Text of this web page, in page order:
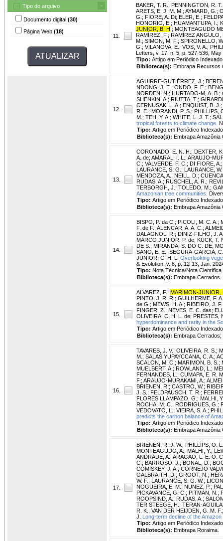
Tipo do arquivo
Documento digital (30)
Página Web (18)
11.
BAKER, T. R. ; PENNINGTON, R. T.
ARETS, E. J. M. M. ; AYMARD, G. ;
G. ; FIORE, A. Di; ELER, E. ;
HONORIO, E. ; HUAMANTUPA, I. ;
JUNIOR, B. H ; MONTEAGUDO
RAMÍREZ, F. ; RAMÍREZ ANGULO,
M. ; SIMON, M. F. ; SPIRONELLO,
G. ; VILANOVA, E. ; VOS, V. A. ;
Letters, v. 17, n. 5, p. 527-536, May
Tipo: Artigo em Periódico Indexado
Biblioteca(s): Embrapa Recursos
12.
AGUIRRE‐GUTIÉRREZ, J. ;
NDONG, J. E. ; ONDO, F. E. ;
NORDEN, N. ; HURTADO-M, A. B. ;
SHENKIN, A. ; RIUTTA, T. ;
CERNUSAK, L. A. ; ENQUIST, B. J. ;
R. E. ; MORANDI, P. S. ; PHILLIPS,
M. ; TEH, Y. A. ; WHITE, L. J. T. ;
tropical forests to climate change.
Tipo: Artigo em Periódico Indexado
Biblioteca(s): Embrapa Amazônia
13.
CORONADO, E. N. H. ; DEXTER,
A. de; AMARAL, I. L. ; ARAUJO-
C. ; VALVERDE, F. C. ; DI FIORE, A.
LAURANCE, S. G. ; LAURANCE,
MENDOZA, A. ; NEILL, D. ;
RUDAS, A. ; RUSCHEL, A. R. ;
TERBORGH, J. ; TOLEDO, M. ;
Amazonian tree communities.
Tipo: Artigo em Periódico Indexado
Biblioteca(s): Embrapa Amazônia
14.
BISPO, P. da C. ; PICOLI, M. C. A. ;
F. de F. ; ALENCAR, A. A. C. ;
DALAGNOL, R. ; DINIZ-FILHO, J.
MARCO JUNIOR, P. de; KUCK, T.
DE S. ; MIRANDA, S. DO C. DE;
SANO, E. E. ; SEGURA-GARCIA, C.
JUNIOR, C. H. L.
Overlooking
& Evolution, v. 8, p. 12-13, Jan.
Tipo: Nota Técnica/Nota Científica
Biblioteca(s): Embrapa Cerrados.
15.
ALVAREZ, F. ; MARIMON-JUNIOR,
PINTO, J. R. R. ; GUILHERME, F.
de G. ; MEWS, H. A. ; RIBEIRO, J. F.
FINGER, Z. ; NEVES, E. C. das;
OLIVEIRA, C. H. L. de; PRESTES,
hyperdominance and rarity in the
Tipo: Artigo em Periódico Indexado
Biblioteca(s): Embrapa
16.
TAVARES, J. V.; OLIVEIRA, R. S. ;
M. ; SALAS YUPAYCCANA, C. A. ;
SCALON, M. C. ; MARIMON, B. S. ;
MUELBERT, A. ; ROWLAND, L. ;
FERNANDES, L. ; CUMAPA, E. R.
F. ; ARAUJO-MURAKAMI, A. ;
BRIENEN, R. ; CASTRO, W.;
J. S. ; FELDPAUSCH, T. R. ;
FLORES LLAMPAZO, G. ; MALHI,
ROCHA, M. C. ; RODRIGUES, G. ;
VEDOVATO, L. ; VIEIRA, S. A. ;
predicts the carbon balance of
Tipo: Artigo em Periódico Indexado
Biblioteca(s): Embrapa Amazônia
17.
BRIENEN, R. J. W.; PHILLIPS, O. L.
MONTEAGUDO, A. ; MALHI, Y. ;
ANDRADE, A. ; ARAGAO, L. E. O.
C. ; BARROSO, J. ; BONAL, D. ;
COMISKEY, J. A. ; CORNEJO
GALBRAITH, D. ; GROOT, N. ;
W. F. ; LAURANCE, S. G. W.;
NOGUEIRA, E. M. ; NUNEZ, P. ;
PICKAVANCE, G. C. ; PITMAN, N. ;
ROOPSIND, A. ; RUDAS, A. ;
TER STEEGE, H. ; TERAN-
R. K. ; VAN DER HEIJDEN, G. M. F.
J.
Long-term decline of the
Tipo: Artigo em Periódico Indexado
Biblioteca(s): Embrapa Roraima.